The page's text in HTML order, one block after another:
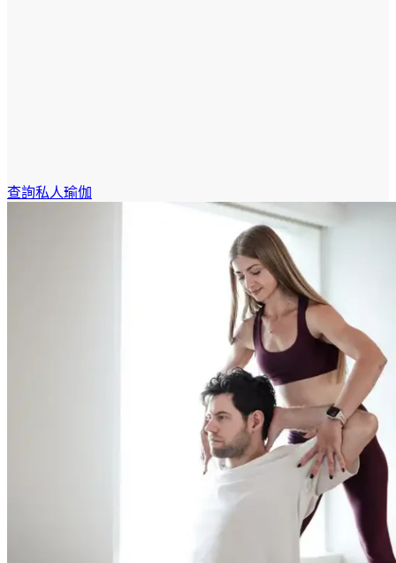
查詢私人瑜伽